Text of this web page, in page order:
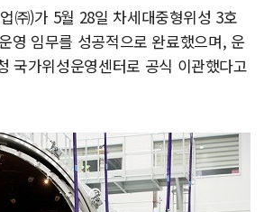
㈜)가 5월 28일 차세대중형위성 3호
영 임무를 성공적으로 완료했으며, 운
국가위성운영센터로 공식 이관했다고